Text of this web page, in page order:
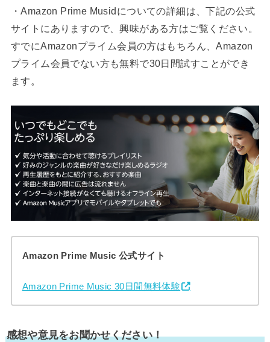
・Amazon Prime Musidについての詳細は、下記の公式
サイトにありますので、興味がある方はご覧ください。
すでにAmazonプライム会員の方はもちろん、Amazon
プライム会員でない方も無料で30日間試すことができ
ます。
Amazon Prime Music 公式サイト
Amazon Prime Music 30日間無料体験
感想や意見をお聞かせください！